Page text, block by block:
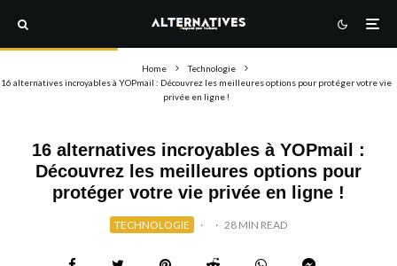
Home
Technologie
16 alternatives incroyables à YOPmail : Découvrez les meilleures options pour protéger votre vie
privée en ligne !
16 alternatives incroyables à YOPmail :
Découvrez les meilleures options pour
protéger votre vie privée en ligne !
TECHNOLOGIE · · 28 MIN READ